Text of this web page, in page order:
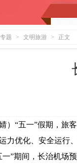
题 > 文明旅游 > 正文
“五一”假期，旅客
力优化、安全运行
期间，长治机场预